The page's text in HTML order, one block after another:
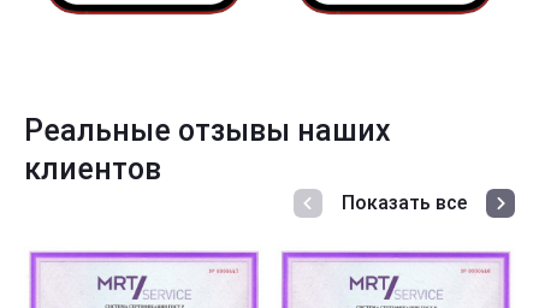
Реальные отзывы наших
клиентов
Показать все